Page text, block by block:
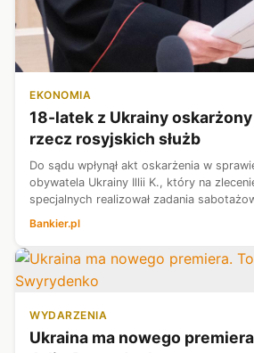
EKONOMIA
18-latek z Ukrainy
rzecz rosyjskich służb
Do sądu wpłynął akt oskarżenia w
obywatela Ukrainy Illii K., który na
specjalnych realizował zadania
poinformował w czwartek rzecznik
służb specjalnych Jace...
Bankier.pl
WYDARZENIA
Ukraina ma nowego